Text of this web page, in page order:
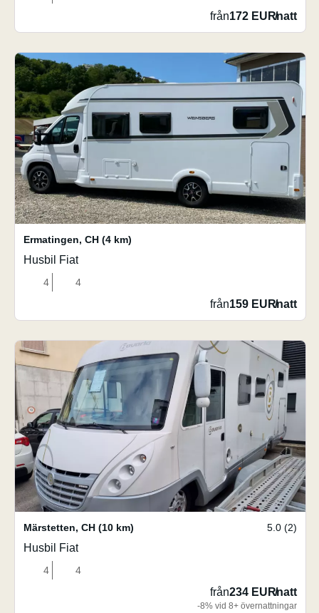
från172 EUR/natt
Ermatingen, CH (4 km)
Husbil Fiat
4 4
från159 EUR/natt
Märstetten, CH (10 km) 5.0 (2)
Husbil Fiat
4 4
från234 EUR/natt
-8% vid 8+ övernattningar